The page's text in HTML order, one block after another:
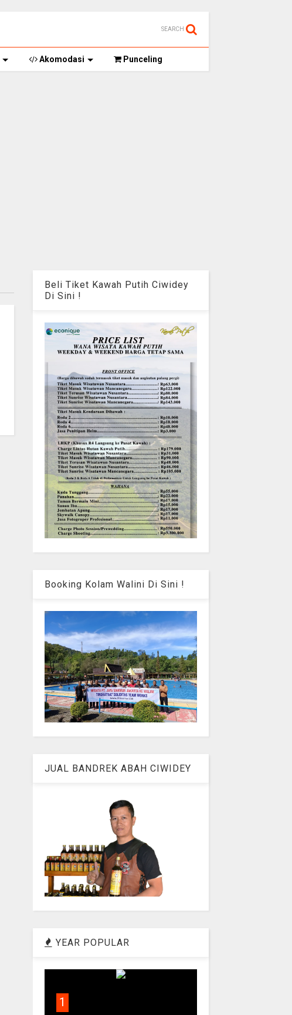
SEARCH
Akomodasi Punceling
Beli Tiket Kawah Putih Ciwidey
Di Sini !
Booking Kolam Walini Di Sini !
JUAL BANDREK ABAH CIWIDEY
YEAR POPULAR
1